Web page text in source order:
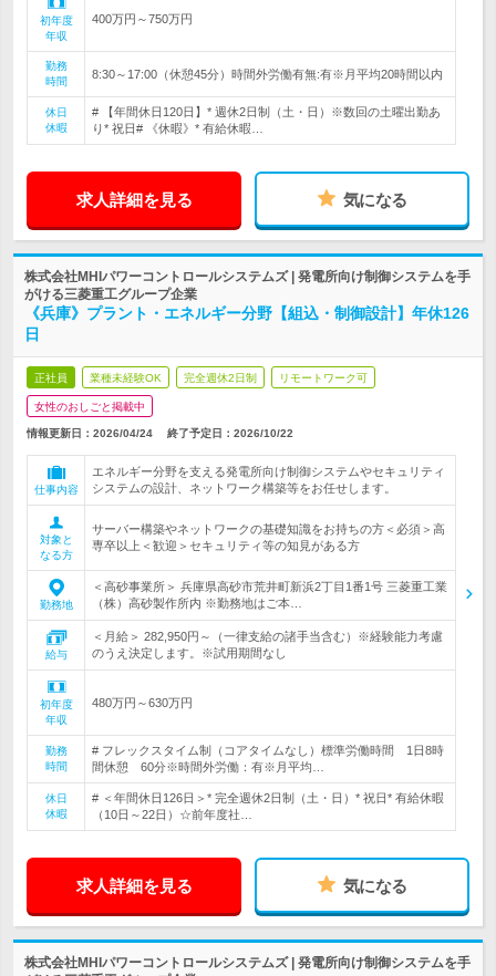
初年度
年収
400万円～750万円
勤務
時間
8:30～17:00（休憩45分）時間外労働有無:有※月平均20時間以内
休日
休暇
# 【年間休日120日】* 週休2日制（土・日）※数回の土曜出勤あ
り* 祝日# 《休暇》* 有給休暇…
求人詳細を見る 気になる
株式会社MHIパワーコントロールシステムズ | 発電所向け制御システムを手
がける三菱重工グループ企業
《兵庫》プラント・エネルギー分野【組込・制御設計】年休126
日
正社員 業種未経験OK 完全週休2日制 リモートワーク可
女性のおしごと掲載中
情報更新日：2026/04/24 終了予定日： 2026/10/22
仕事内容
エネルギー分野を支える発電所向け制御システムやセキュリティ
システムの設計、ネットワーク構築等をお任せします。
対象と
なる方
サーバー構築やネットワークの基礎知識をお持ちの方＜必須＞高
専卒以上＜歓迎＞セキュリティ等の知見がある方
勤務地
＜高砂事業所＞ 兵庫県高砂市荒井町新浜2丁目1番1号 三菱重工業
（株）高砂製作所内 ※勤務地はご本…
給与
＜月給＞ 282,950円～（一律支給の諸手当含む）※経験能力考慮
のうえ決定します。※試用期間なし
初年度
年収
480万円～630万円
勤務
時間
# フレックスタイム制（コアタイムなし）標準労働時間 1日8時
間休憩 60分※時間外労働：有※月平均…
休日
休暇
# ＜年間休日126日＞* 完全週休2日制（土・日）* 祝日* 有給休暇
（10日～22日）☆前年度社…
求人詳細を見る 気になる
株式会社MHIパワーコントロールシステムズ | 発電所向け制御システムを手